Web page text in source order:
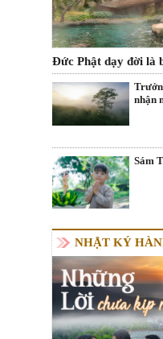
Đức Phật dạy đời là
nhận
Sám
NHẬT KÝ